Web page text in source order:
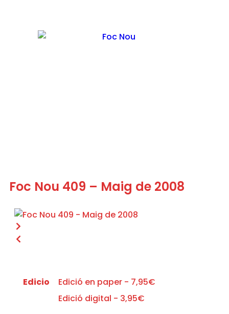
Foc Nou 409 – Maig de 2008
Edicio
Edició en paper - 7,95€
Edició digital - 3,95€